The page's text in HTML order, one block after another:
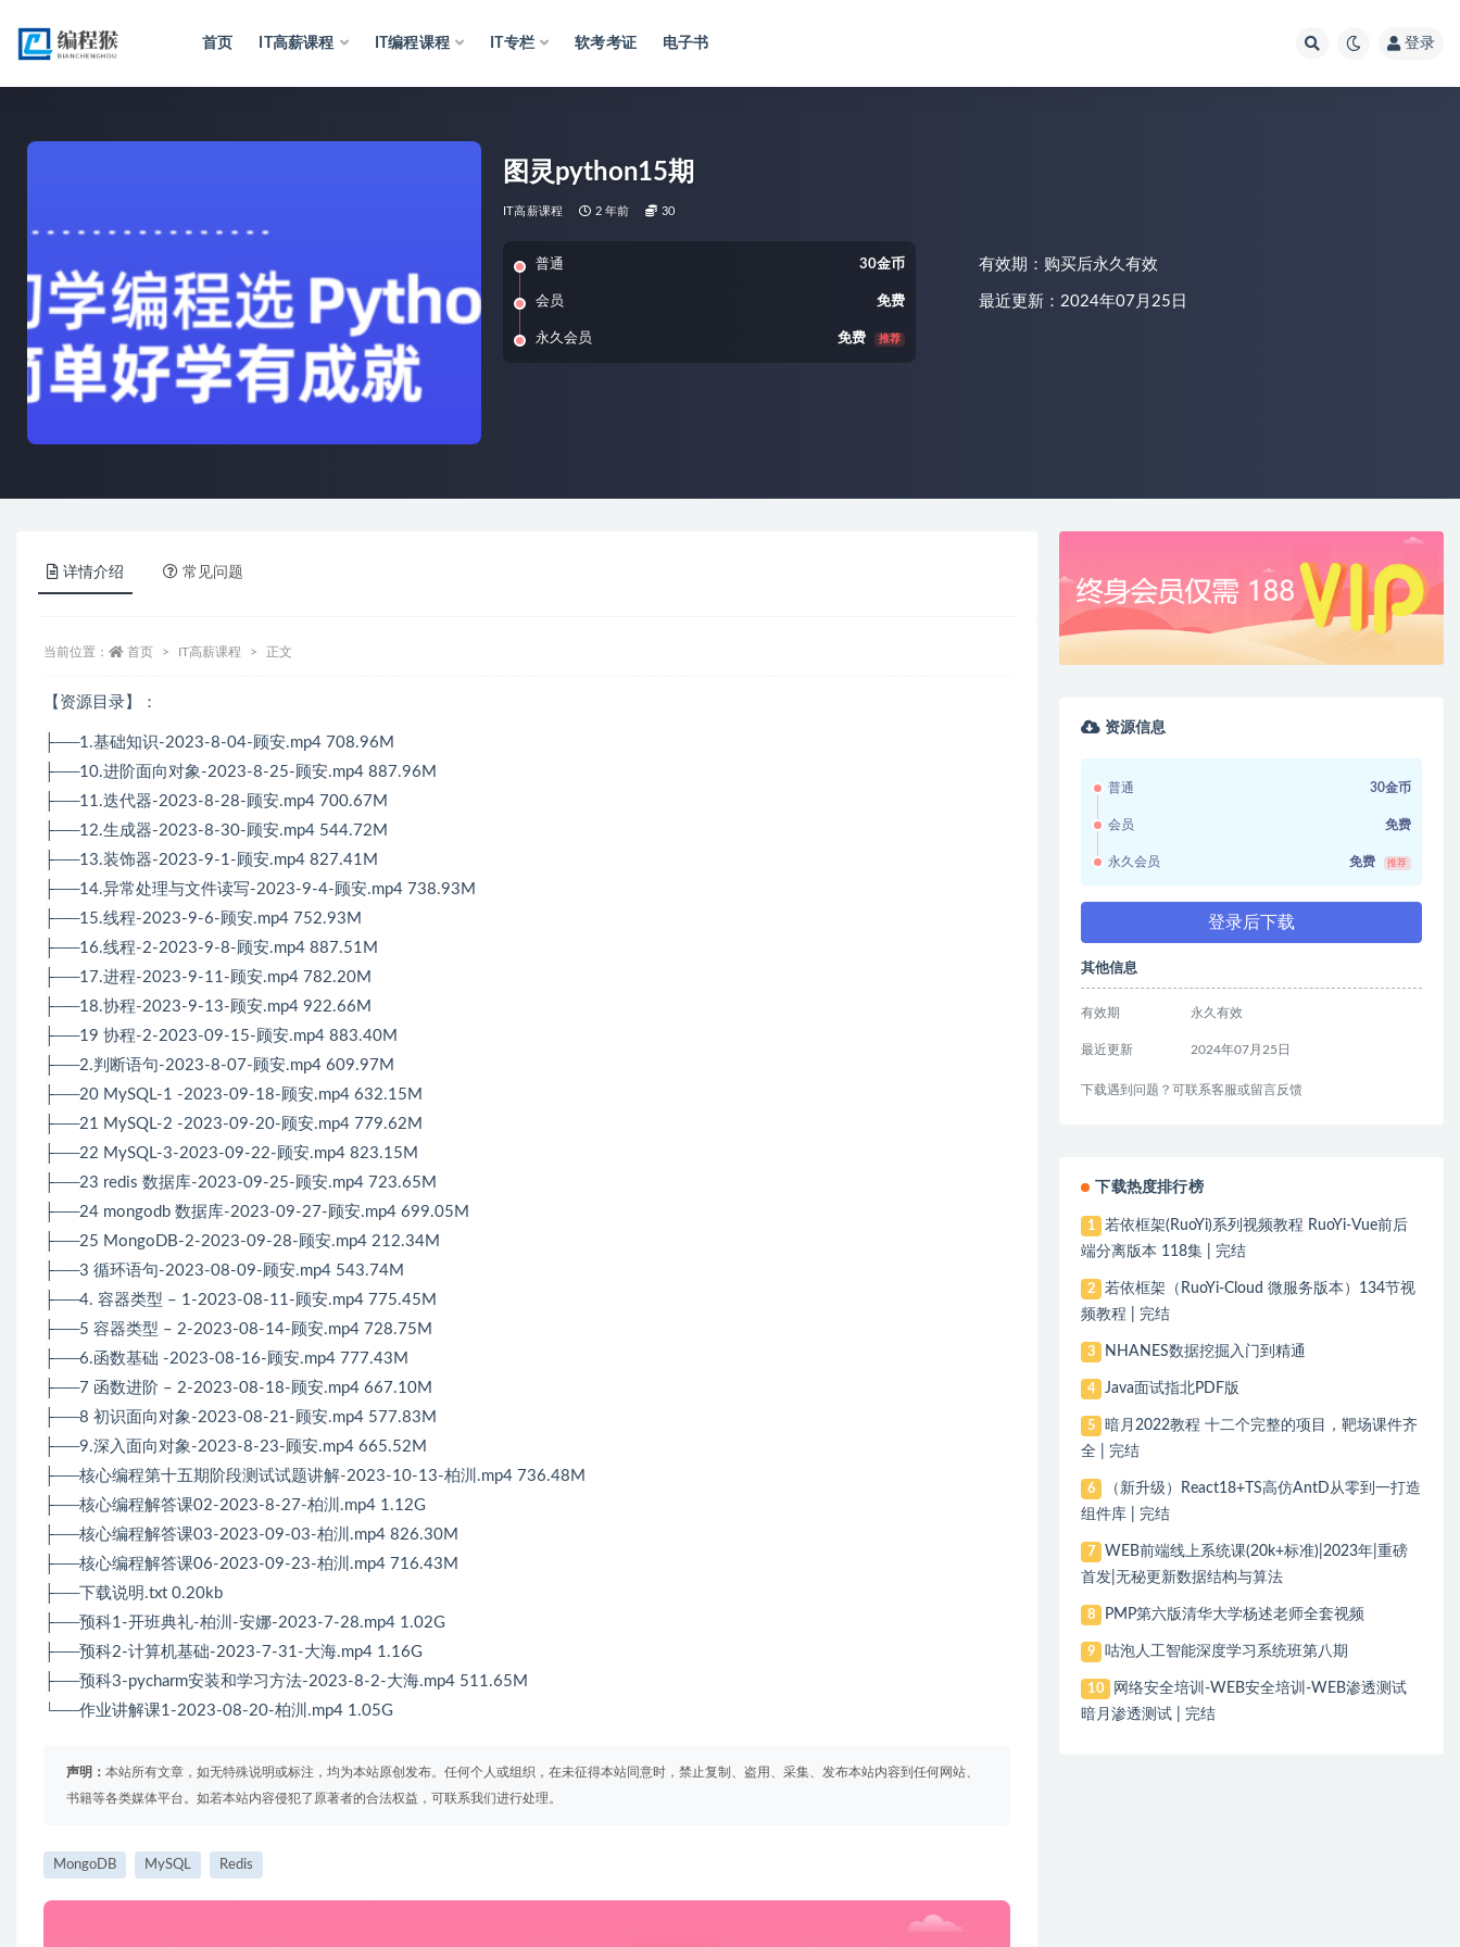
首页 IT高薪课程 IT编程课程 IT专栏 软考考证 电子书 登录
图灵python15期
IT高薪课程 2 年前 30
普通 30金币
会员 免费
永久会员 免费 推荐
有效期：购买后永久有效
最近更新：2024年07月25日
详情介绍 常见问题
当前位置： 首页 IT高薪课程 正文
【资源目录】：
├──1.基础知识-2023-8-04-顾安.mp4 708.96M
├──10.进阶面向对象-2023-8-25-顾安.mp4 887.96M
├──11.迭代器-2023-8-28-顾安.mp4 700.67M
├──12.生成器-2023-8-30-顾安.mp4 544.72M
├──13.装饰器-2023-9-1-顾安.mp4 827.41M
├──14.异常处理与文件读写-2023-9-4-顾安.mp4 738.93M
├──15.线程-2023-9-6-顾安.mp4 752.93M
├──16.线程-2-2023-9-8-顾安.mp4 887.51M
├──17.进程-2023-9-11-顾安.mp4 782.20M
├──18.协程-2023-9-13-顾安.mp4 922.66M
├──19 协程-2-2023-09-15-顾安.mp4 883.40M
├──2.判断语句-2023-8-07-顾安.mp4 609.97M
├──20 MySQL-1 -2023-09-18-顾安.mp4 632.15M
├──21 MySQL-2 -2023-09-20-顾安.mp4 779.62M
├──22 MySQL-3-2023-09-22-顾安.mp4 823.15M
├──23 redis 数据库-2023-09-25-顾安.mp4 723.65M
├──24 mongodb 数据库-2023-09-27-顾安.mp4 699.05M
├──25 MongoDB-2-2023-09-28-顾安.mp4 212.34M
├──3 循环语句-2023-08-09-顾安.mp4 543.74M
├──4. 容器类型 – 1-2023-08-11-顾安.mp4 775.45M
├──5 容器类型 – 2-2023-08-14-顾安.mp4 728.75M
├──6.函数基础 -2023-08-16-顾安.mp4 777.43M
├──7 函数进阶 – 2-2023-08-18-顾安.mp4 667.10M
├──8 初识面向对象-2023-08-21-顾安.mp4 577.83M
├──9.深入面向对象-2023-8-23-顾安.mp4 665.52M
├──核心编程第十五期阶段测试试题讲解-2023-10-13-柏汌.mp4 736.48M
├──核心编程解答课02-2023-8-27-柏汌.mp4 1.12G
├──核心编程解答课03-2023-09-03-柏汌.mp4 826.30M
├──核心编程解答课06-2023-09-23-柏汌.mp4 716.43M
├──下载说明.txt 0.20kb
├──预科1-开班典礼-柏汌-安娜-2023-7-28.mp4 1.02G
├──预科2-计算机基础-2023-7-31-大海.mp4 1.16G
├──预科3-pycharm安装和学习方法-2023-8-2-大海.mp4 511.65M
└──作业讲解课1-2023-08-20-柏汌.mp4 1.05G
声明： 本站所有文章，如无特殊说明或标注，均为本站原创发布。任何个人或组织，在未征得本站同意时，禁止复制、盗用、采集、发布本站内容到任何网站、
书籍等各类媒体平台。如若本站内容侵犯了原著者的合法权益，可联系我们进行处理。
MongoDB MySQL Redis
资源信息
普通 30金币
会员 免费
永久会员 免费 推荐
登录后下载
其他信息
有效期 永久有效
最近更新 2024年07月25日
下载遇到问题？可联系客服或留言反馈
下载热度排行榜
1
若依框架(RuoYi)系列视频教程 RuoYi-Vue前后
端分离版本 118集 | 完结
2
若依框架（RuoYi-Cloud 微服务版本）134节视
频教程 | 完结
3 NHANES数据挖掘入门到精通
4 Java面试指北PDF版
5
暗月2022教程 十二个完整的项目，靶场课件齐
全 | 完结
6
（新升级）React18+TS高仿AntD从零到一打造
组件库 | 完结
7
WEB前端线上系统课(20k+标准)|2023年|重磅
首发|无秘更新数据结构与算法
8 PMP第六版清华大学杨述老师全套视频
9 咕泡人工智能深度学习系统班第八期
10
网络安全培训-WEB安全培训-WEB渗透测试
暗月渗透测试 | 完结